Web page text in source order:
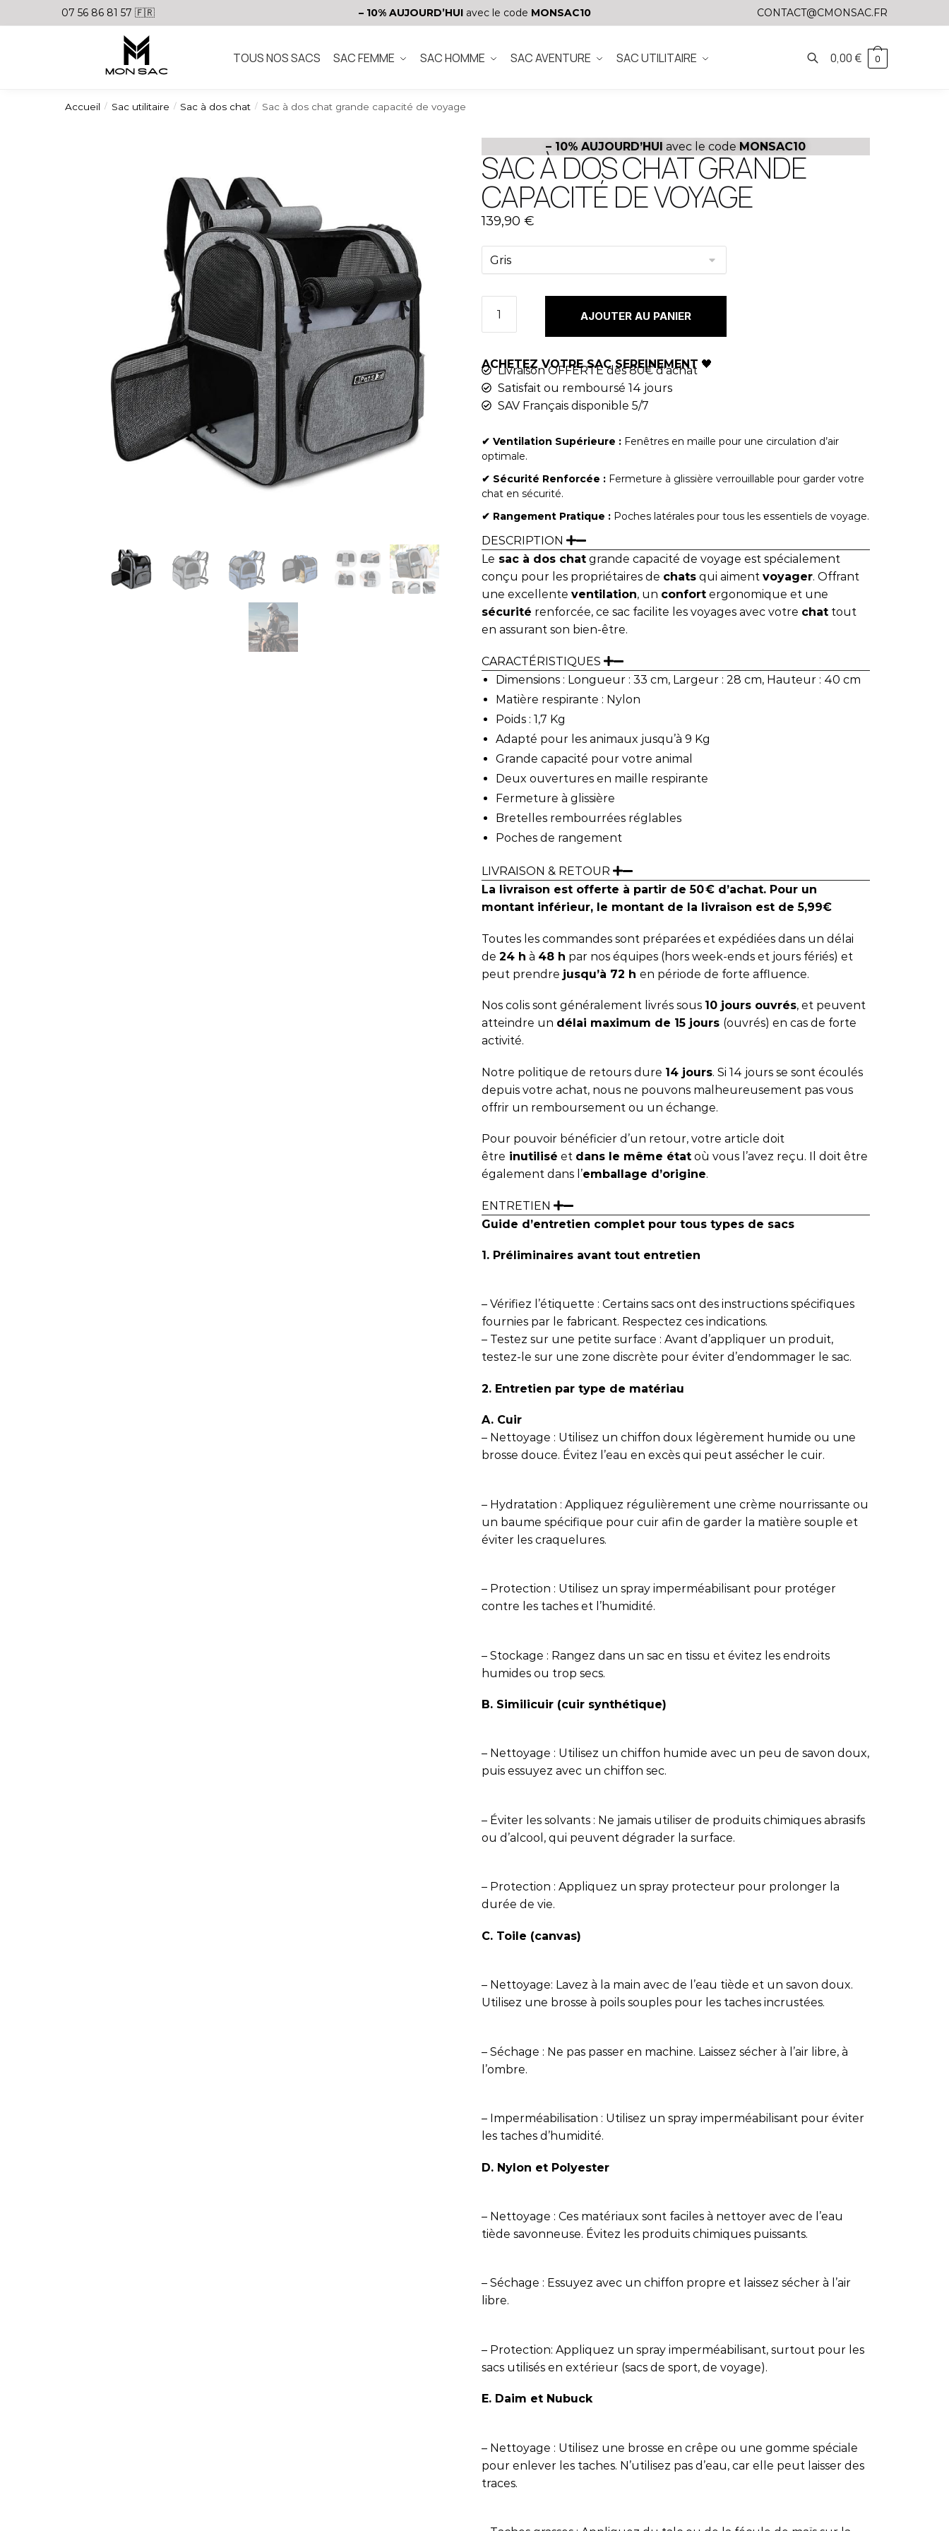
07 56 86 81 57 🇫🇷 – 10% AUJOURD’HUIavec le code MONSAC10 CONTACT@CMONSAC.FR
TOUS NOS SACS SAC FEMME SAC HOMME SAC AVENTURE SAC UTILITAIRE 0,00 € 0
Accueil / Sac utilitaire / Sac à dos chat / Sac à dos chat grande capacité de voyage
– 10% AUJOURD’HUI avec le code MONSAC10
SAC À DOS CHAT GRANDE
CAPACITÉ DE VOYAGE
139,90 €
AJOUTER AU PANIER
ACHETEZ VOTRE SAC SEREINEMENT 🖤
Livraison OFFERTE dès 80€ d'achat
Satisfait ou remboursé 14 jours
SAV Français disponible 5/7
✔︎ Ventilation Supérieure : Fenêtres en maille pour une circulation d’air
optimale.
✔︎ Sécurité Renforcée : Fermeture à glissière verrouillable pour garder votre
chat en sécurité.
✔︎ Rangement Pratique : Poches latérales pour tous les essentiels de voyage.
DESCRIPTION
Le sac à dos chat grande capacité de voyage est spécialement
conçu pour les propriétaires de chats qui aiment voyager. Offrant
une excellente ventilation, un confort ergonomique et une
sécurité renforcée, ce sac facilite les voyages avec votre chat tout
en assurant son bien-être.
CARACTÉRISTIQUES
Dimensions : Longueur : 33 cm, Largeur : 28 cm, Hauteur : 40 cm
Matière respirante : Nylon
Poids : 1,7 Kg
Adapté pour les animaux jusqu’à 9 Kg
Grande capacité pour votre animal
Deux ouvertures en maille respirante
Fermeture à glissière
Bretelles rembourrées réglables
Poches de rangement
LIVRAISON & RETOUR
La livraison est offerte à partir de 50 € d’achat. Pour un
montant inférieur, le montant de la livraison est de 5,99€
Toutes les commandes sont préparées et expédiées dans un délai
de 24 h à 48 h par nos équipes (hors week-ends et jours fériés) et
peut prendre jusqu’à 72 h en période de forte affluence.
Nos colis sont généralement livrés sous 10 jours ouvrés, et peuvent
atteindre un délai maximum de 15 jours (ouvrés) en cas de forte
activité.
Notre politique de retours dure 14 jours. Si 14 jours se sont écoulés
depuis votre achat, nous ne pouvons malheureusement pas vous
offrir un remboursement ou un échange.
Pour pouvoir bénéficier d’un retour, votre article doit
être inutilisé et dans le même état où vous l’avez reçu. Il doit être
également dans l’emballage d’origine.
ENTRETIEN
Guide d’entretien complet pour tous types de sacs
1. Préliminaires avant tout entretien
– Vérifiez l’étiquette : Certains sacs ont des instructions spécifiques
fournies par le fabricant. Respectez ces indications.
– Testez sur une petite surface : Avant d’appliquer un produit,
testez-le sur une zone discrète pour éviter d’endommager le sac.
2. Entretien par type de matériau
A. Cuir
– Nettoyage : Utilisez un chiffon doux légèrement humide ou une
brosse douce. Évitez l’eau en excès qui peut assécher le cuir.
– Hydratation : Appliquez régulièrement une crème nourrissante ou
un baume spécifique pour cuir afin de garder la matière souple et
éviter les craquelures.
– Protection : Utilisez un spray imperméabilisant pour protéger
contre les taches et l’humidité.
– Stockage : Rangez dans un sac en tissu et évitez les endroits
humides ou trop secs.
B. Similicuir (cuir synthétique)
– Nettoyage : Utilisez un chiffon humide avec un peu de savon doux,
puis essuyez avec un chiffon sec.
– Éviter les solvants : Ne jamais utiliser de produits chimiques abrasifs
ou d’alcool, qui peuvent dégrader la surface.
– Protection : Appliquez un spray protecteur pour prolonger la
durée de vie.
C. Toile (canvas)
– Nettoyage: Lavez à la main avec de l’eau tiède et un savon doux.
Utilisez une brosse à poils souples pour les taches incrustées.
– Séchage : Ne pas passer en machine. Laissez sécher à l’air libre, à
l’ombre.
– Imperméabilisation : Utilisez un spray imperméabilisant pour éviter
les taches d’humidité.
D. Nylon et Polyester
– Nettoyage : Ces matériaux sont faciles à nettoyer avec de l’eau
tiède savonneuse. Évitez les produits chimiques puissants.
– Séchage : Essuyez avec un chiffon propre et laissez sécher à l’air
libre.
– Protection: Appliquez un spray imperméabilisant, surtout pour les
sacs utilisés en extérieur (sacs de sport, de voyage).
E. Daim et Nubuck
– Nettoyage : Utilisez une brosse en crêpe ou une gomme spéciale
pour enlever les taches. N’utilisez pas d’eau, car elle peut laisser des
traces.